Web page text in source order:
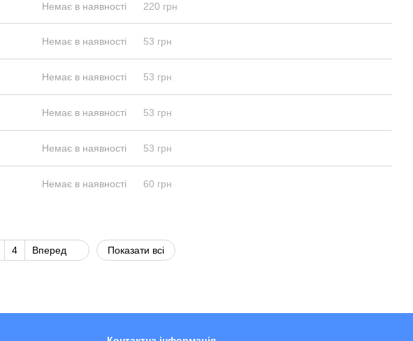
Немає в наявності 220 грн
Немає в наявності 53 грн
Немає в наявності 53 грн
Немає в наявності 53 грн
Немає в наявності 53 грн
Немає в наявності 60 грн
4 Вперед Показати всі